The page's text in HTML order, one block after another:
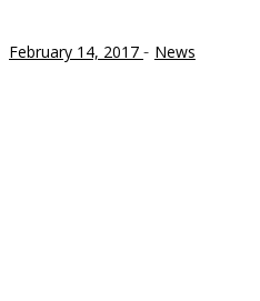
February 14, 2017 - News